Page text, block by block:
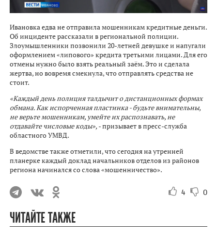
Ивановка едва не отправила мошенникам кредитные деньги.
Об инциденте рассказали в региональной полиции.
Злоумышленники позвонили 20-летней девушке и напугали
оформлением «липового» кредита третьими лицами. Для его
отмены нужно было взять реальный заём. Это и сделала
жертва, но вовремя смекнула, что отправлять средства не
стоит.
«Каждый день полиция талдычит о дистанционных формах
обмана. Как испорченная пластинка - будьте внимательны,
не верьте мошенникам, умейте их распознавать, не
отдавайте числовые коды», - призывает в пресс-служба
областного УМВД.
В ведомстве также отметили, что сегодня на утренней
планерке каждый доклад начальников отделов из районов
региона начинался со слова «мошенничество».
4 0
ЧИТАЙТЕ ТАКЖЕ